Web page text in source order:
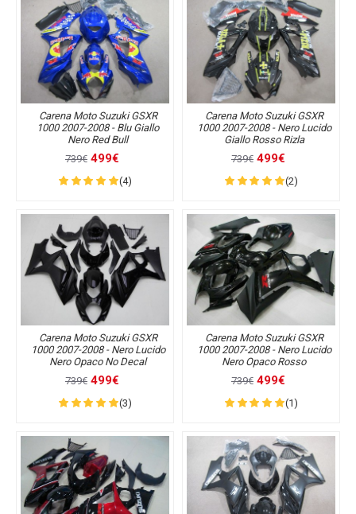
Carena Moto Suzuki GSXR
1000 2007-2008 - Blu Giallo
Nero Red Bull
739€ 499€
(4)
Carena Moto Suzuki GSXR
1000 2007-2008 - Nero Lucido
Giallo Rosso Rizla
739€ 499€
(2)
Carena Moto Suzuki GSXR
1000 2007-2008 - Nero Lucido
Nero Opaco No Decal
739€ 499€
(3)
Carena Moto Suzuki GSXR
1000 2007-2008 - Nero Lucido
Nero Opaco Rosso
739€ 499€
(1)